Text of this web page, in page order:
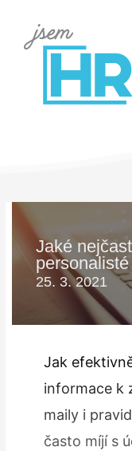
Jaké
25. 3. 2021
Jak
informace k
maily i
často míjí s